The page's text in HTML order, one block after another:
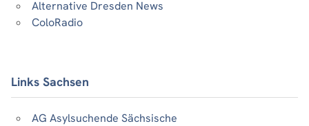
Alternative Dresden News
ColoRadio
Links Sachsen
AG Asylsuchende Sächsische